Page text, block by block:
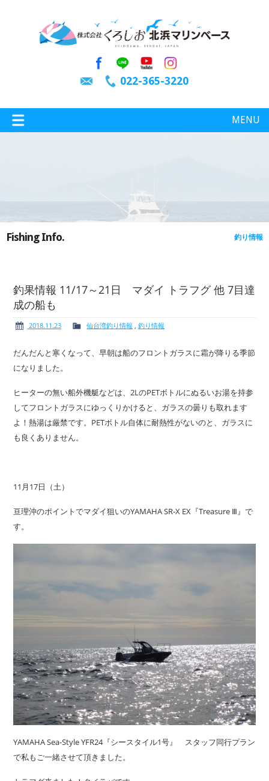
022-365-3220
MENU
ボート免許
サービス案内 イベント情報
Fishing Info. 釣り情報
釣果情報 11/17～21日 マダイ トラフグ 他 7目達
成の船も
2018.11.23 仙台湾釣り情報 ,釣り情報
だんだんと寒くなって、早朝は船のフロントガラスに霜が降りる季節
になりました。
ヒーターの無い船外機艇などは、2LのPETボトルにぬるいお湯を持参
してフロントガラスにゆっくりかけると、ガラスの曇りも取れます
よ！熱湯は厳禁です。PETボトル自体に耐熱性がないのと、ガラスに
も良くありません。
11月17日（土）
亘理沖のポイントでマダイ狙いのYAMAHA SR-X EX『Treasure Ⅲ』で
す。
YAMAHA Sea-Style YFR24『シースタイル1号』 スタッフ同行プラン
で私もご一緒させて頂きました。